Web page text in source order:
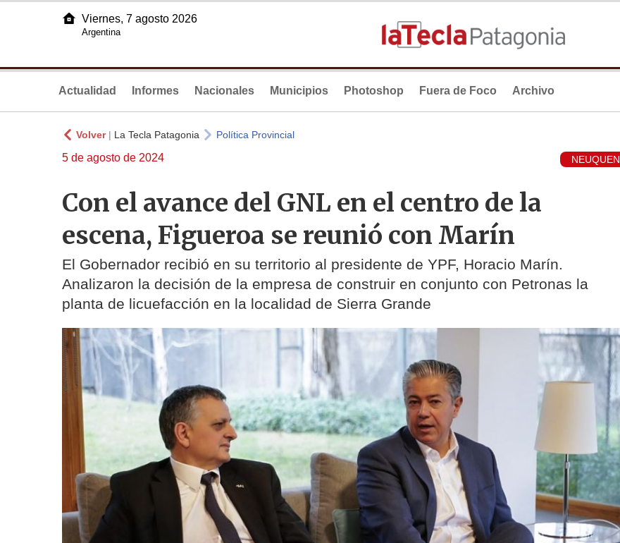
Viernes, 7 agosto 2026
Argentina
Actualidad Informes Nacionales Municipios Photoshop Fuera de Foco Archivo
Volver| La Tecla Patagonia Política Provincial
5 de agosto de 2024 NEUQUEN
Con el avance del GNL en el centro de la
escena, Figueroa se reunió con Marín
El Gobernador recibió en su territorio al presidente de YPF, Horacio Marín.
Analizaron la decisión de la empresa de construir en conjunto con Petronas la
planta de licuefacción en la localidad de Sierra Grande